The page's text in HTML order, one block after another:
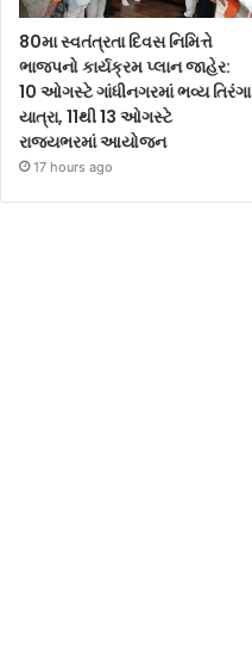
80મા સ્વતંત્રતા દિવસ નિમિત્તે
ભાજપનો કાર્યક્રમ પ્લાન જાહેર:
10 ઓગસ્ટે ગાંધીનગરમાં ભવ્ય તિરંગા
યાત્રા, 11થી 13 ઓગસ્ટે
રાજ્યભરમાં આયોજન
17 hours ago